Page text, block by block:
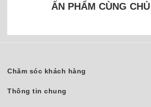
ẤN PHẨM CÙNG
Chăm sóc khách hàng
Thông tin chung